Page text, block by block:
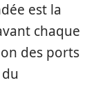
est la
chaque
des ports